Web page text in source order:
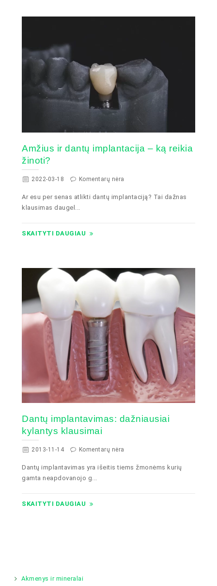
Amžius ir dantų implantacija – ką reikia
žinoti?
2022-03-18 Komentarų nėra
Ar esu per senas atlikti dantų implantaciją? Tai dažnas
klausimas daugel...
SKAITYTI DAUGIAU
Dantų implantavimas: dažniausiai
kylantys klausimai
2013-11-14 Komentarų nėra
Dantų implantavimas yra išeitis tiems žmonėms kurių
gamta neapdovanojo g...
SKAITYTI DAUGIAU
Akmenys ir mineralai